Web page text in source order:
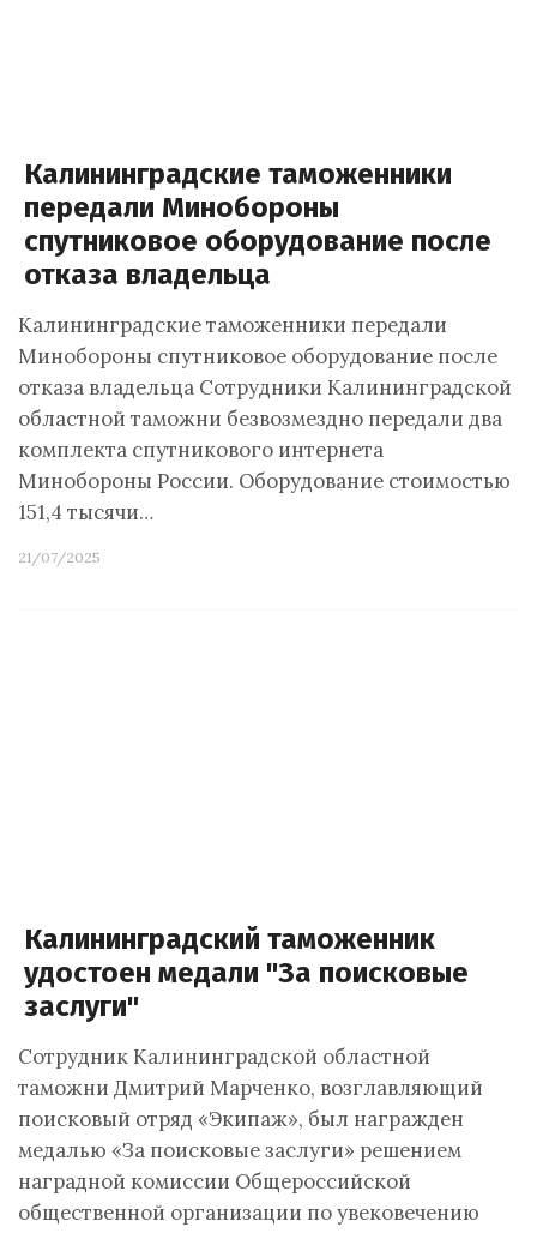
Калининградские таможенники
передали Минобороны
спутниковое оборудование после
отказа владельца
Калининградские таможенники передали
Минобороны спутниковое оборудование после
отказа владельца Сотрудники Калининградской
областной таможни безвозмездно передали два
комплекта спутникового интернета
Минобороны России. Оборудование стоимостью
151,4 тысячи…
21/07/2025
Калининградский таможенник
удостоен медали "За поисковые
заслуги"
Сотрудник Калининградской областной
таможни Дмитрий Марченко, возглавляющий
поисковый отряд «Экипаж», был награжден
медалью «За поисковые заслуги» решением
наградной комиссии Общероссийской
общественной организации по увековечению